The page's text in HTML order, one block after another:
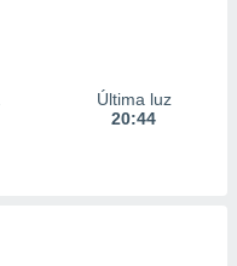
Última luz
20:44